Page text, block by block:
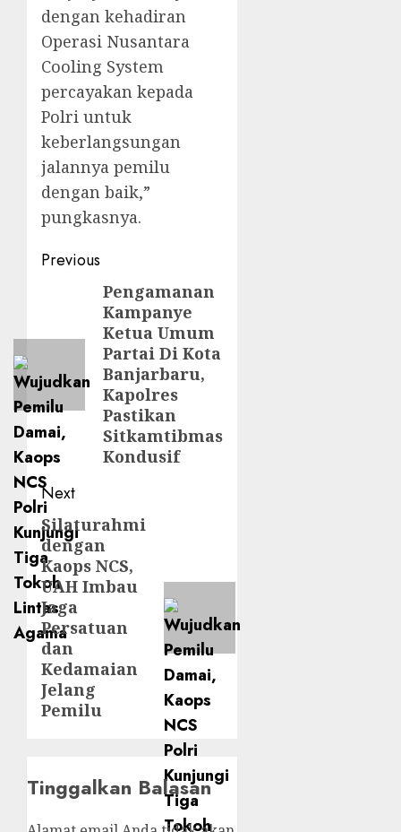
dengan kehadiran
Operasi Nusantara
Cooling System
percayakan kepada
Polri untuk
keberlangsungan
jalannya pemilu
dengan baik,”
pungkasnya.
Previous
Pengamanan
Kampanye
Ketua Umum
Partai Di Kota
Banjarbaru,
Kapolres
Pastikan
Sitkamtibmas
Kondusif
Next
Silaturahmi
dengan
Kaops NCS,
UAH Imbau
Jaga
Persatuan
dan
Kedamaian
Jelang
Pemilu
Tinggalkan Balasan